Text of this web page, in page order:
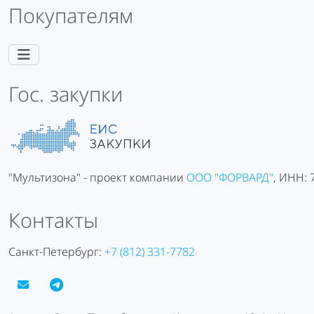
Контакты
Санкт-Петербург: +7 (812) 331-7782
Покупателям
Гос. закупки
"Мультизона" - проект компании ООО "ФОРВАРД", ИНН: